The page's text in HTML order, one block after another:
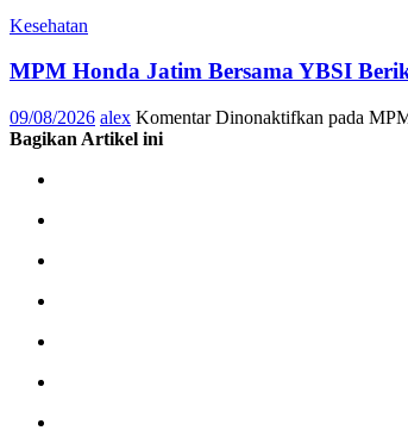
Kesehatan
MPM Honda Jatim Bersama YBSI
09/08/2026 alex Komentar Dinonaktifkan pada
Bagikan Artikel ini